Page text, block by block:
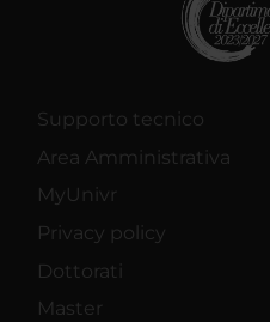
Supporto tecnico
Area Amministrativa
MyUnivr
Privacy policy
Dottorati
Master